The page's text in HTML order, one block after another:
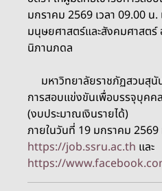
มกราคม 2569 เวลา 09.00
มนุษยศาสตร์และสังคมศาสตร์
นิภานภดล
มหาวิทยาลัยราชภัฏสวนสุนั
การสอบแข่งขันเพื่อบรรจุบุค
(งบประมาณเงินรายได้)
ภายในวันที่ 19 มกราคม 2569
https://job.ssru.ac.th และ
https://